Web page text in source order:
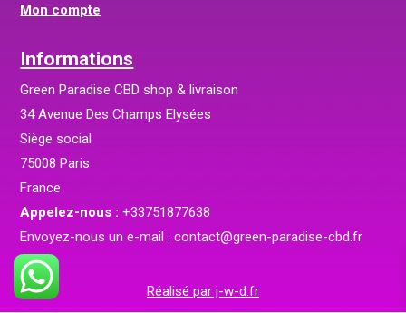
Mon compte
Informations
Green Paradise CBD shop & livraison
34 Avenue Des Champs Elysées
Siège social
75008 Paris
France
Appelez-nous :+33751877638
Envoyez-nous un e-mail :contact@green-paradise-cbd.fr
Réalisé par j-w-d.fr